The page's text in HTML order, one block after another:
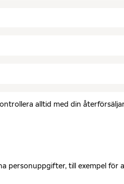
alltid med din
personuppgifter, till exempel